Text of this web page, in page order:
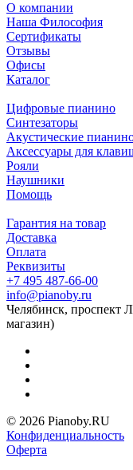
О компании
Наша Философия
Сертификаты
Отзывы
Офисы
Каталог
Цифровые пианино
Синтезаторы
Акустические
Аксессуары для
Рояли
Наушники
Помощь
Гарантия на товар
Доставка
Оплата
Реквизиты
+7 495 487-66-00
info@pianoby.ru
Челябинск, проспект
магазин)
© 2026 Pianoby.RU
Конфиденциальность
Оферта